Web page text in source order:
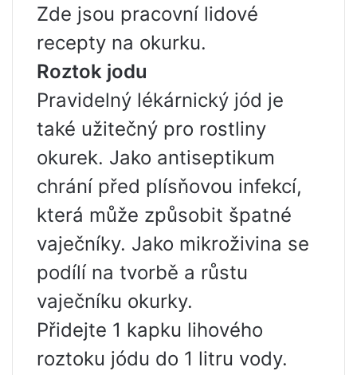
Zde jsou pracovní lidové
recepty na okurku.
Roztok jodu
Pravidelný lékárnický jód je
také užitečný pro rostliny
okurek. Jako antiseptikum
chrání před plísňovou infekcí,
která může způsobit špatné
vaječníky. Jako mikroživina se
podílí na tvorbě a růstu
vaječníku okurky.
Přidejte 1 kapku lihového
roztoku jódu do 1 litru vody.